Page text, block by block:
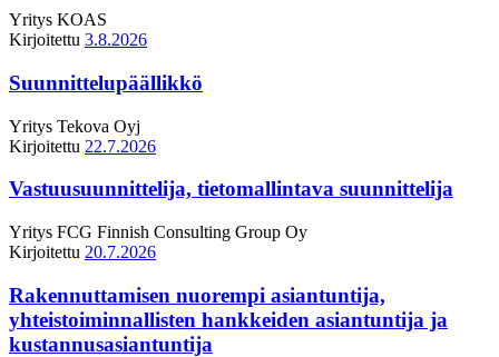
Yritys KOAS
Kirjoitettu 3.8.2026
Suunnittelupäällikkö
Yritys Tekova Oyj
Kirjoitettu 22.7.2026
Vastuusuunnittelija, tietomallintava suunnittelija
Yritys FCG Finnish Consulting Group Oy
Kirjoitettu 20.7.2026
Rakennuttamisen nuorempi asiantuntija,
yhteistoiminnallisten hankkeiden asiantuntija ja
kustannusasiantuntija